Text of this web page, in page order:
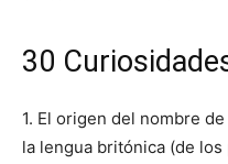
30
1. El origen del nombre
la lengua britónica (de